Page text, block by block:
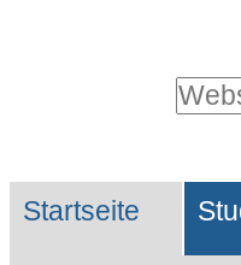
Website
Suche…
Sektionen
Startseite